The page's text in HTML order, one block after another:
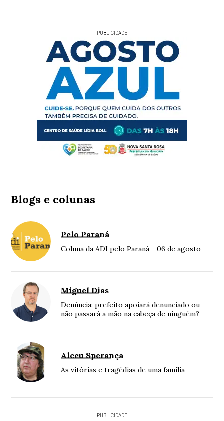
PUBLICIDADE
Blogs e colunas
Pelo Paraná
Coluna da ADI pelo Paraná - 06 de agosto
Miguel Dias
Denúncia: prefeito apoiará denunciado ou
não passará a mão na cabeça de ninguém?
Alceu Sperança
As vitórias e tragédias de uma família
PUBLICIDADE